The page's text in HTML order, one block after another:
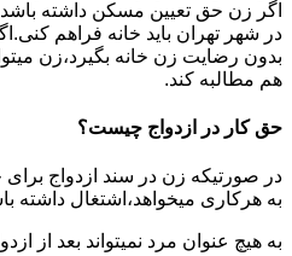
اگر زن حق تعیین مسکن داشته
در شهر تهران باید خانه فراهم
بدون رضایت زن خانه بگیرد،زن
هم مطالبه کند.
حق کار در ازدواج چیست؟
در صورتیکه زن در سند ازدواج برای
به هرکاری میخواهد،اشتغال داشته
به هیچ عنوان مرد نمیتواند بعد از